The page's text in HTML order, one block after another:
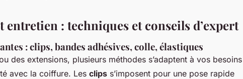
entretien : techniques et conseils d’expert
: clips, bandes adhésives, colle, élastiques
des extensions, plusieurs méthodes s’adaptent à vos besoins
avec la coiffure. Les clips s’imposent pour une pose rapide